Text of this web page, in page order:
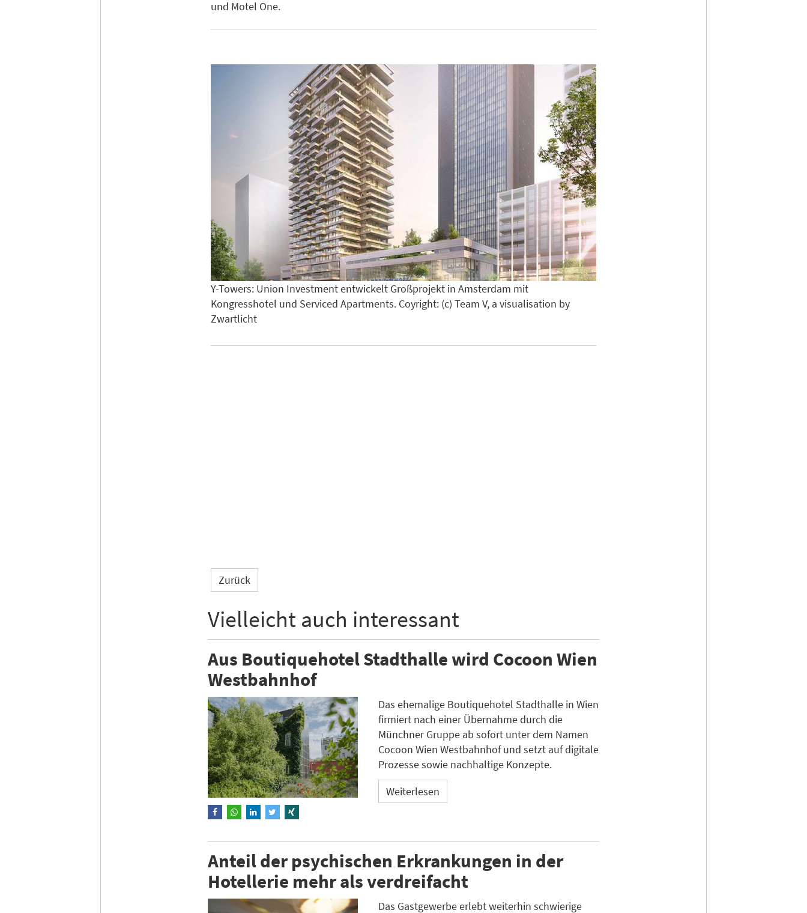
und Motel One.
Y-Towers: Union Investment entwickelt Großprojekt in Amsterdam mit
Kongresshotel und Serviced Apartments. Coyright: (c) Team V, a visualisation by
Zwartlicht
Zurück
Vielleicht auch interessant
Aus Boutiquehotel Stadthalle wird Cocoon Wien
Westbahnhof
Das ehemalige Boutiquehotel Stadthalle in Wien
firmiert nach einer Übernahme durch die
Münchner Gruppe ab sofort unter dem Namen
Cocoon Wien Westbahnhof und setzt auf digitale
Prozesse sowie nachhaltige Konzepte.
Weiterlesen
Anteil der psychischen Erkrankungen in der
Hotellerie mehr als verdreifacht
Das Gastgewerbe erlebt weiterhin schwierige